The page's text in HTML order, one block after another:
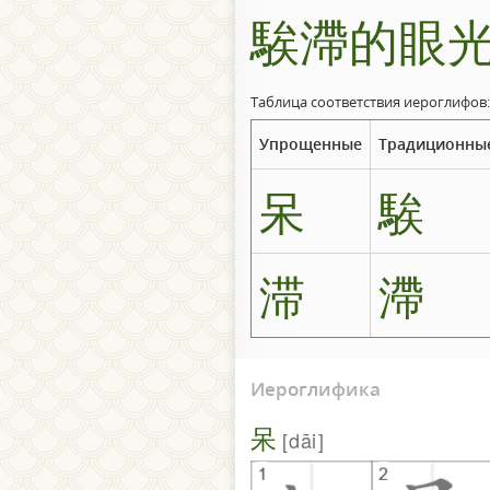
騃滯的眼
Таблица соответствия иероглифов:
Упрощенные
呆
騃
滞
滯
Иероглифика
呆 dāi